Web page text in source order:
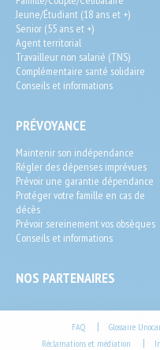
Pourquoi choisir Pavillon
mutuelle santé ?
accompagnement sur
expérimentés. Nous vous
User
Jeune/Étudiant (18 ans et +)
Senior (55 ans et +)
Agent territorial
Travailleur non salarié (TNS)
Complémentaire santé solidaire
Conseils et informations
PRÉVOYANCE
Maintenir son indépendance
Régler des dépenses imprévues
Prévoir une garantie dépendance
Protéger votre famille en cas de
décès
Prévoir sereinement vos obsèques
Conseils et informations
NOS PARTENAIRES
FAQ | Glossaire
Réclamations et médiation |